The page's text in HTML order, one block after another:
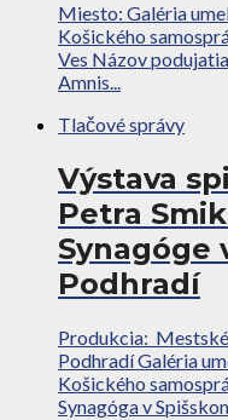
Miesto: Galéria
Košického
Ves Názov
Amnis...
Tlačové správy
Výstava
Petra
Synagóge
Podhradí
Produkcia:
Podhradí Galéria
Košického
Synagóga v